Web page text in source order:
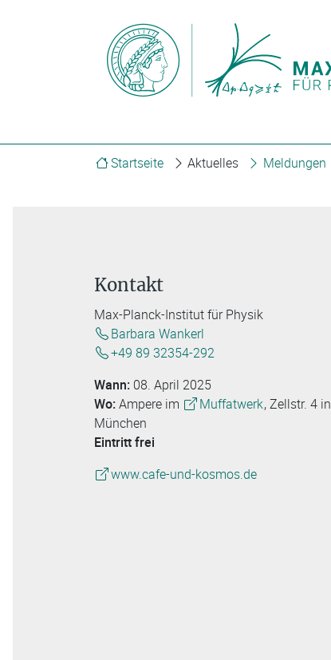
Startseite Aktuelles Meldungen
Kontakt
Max-Planck-Institut für Physik
Barbara Wankerl
+49 89 32354-292
Wann: 08. April 2025
Wo: Ampere im Muffatwerk, Zellstr. 4 in
München
Eintritt frei
www.cafe-und-kosmos.de